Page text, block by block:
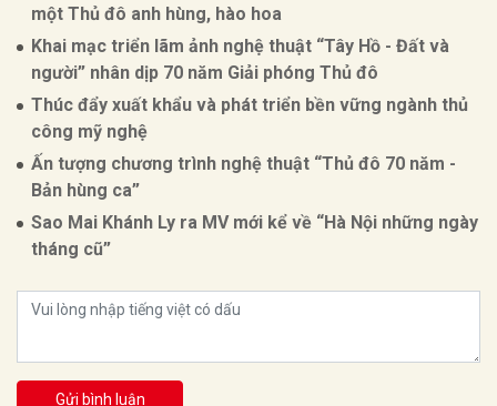
một Thủ đô anh hùng, hào hoa
Khai mạc triển lãm ảnh nghệ thuật “Tây Hồ - Đất và
người” nhân dịp 70 năm Giải phóng Thủ đô
Thúc đẩy xuất khẩu và phát triển bền vững ngành thủ
công mỹ nghệ
Ấn tượng chương trình nghệ thuật “Thủ đô 70 năm -
Bản hùng ca”
Sao Mai Khánh Ly ra MV mới kể về “Hà Nội những ngày
tháng cũ”
Gửi bình luận